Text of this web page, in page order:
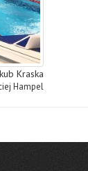
Kraska
Hampel